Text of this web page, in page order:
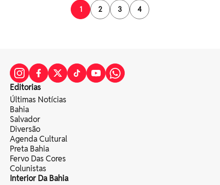
1
2 3 4
Editorias
Últimas Notícias
Bahia
Salvador
Diversão
Agenda Cultural
Preta Bahia
Fervo Das Cores
Colunistas
Interior Da Bahia